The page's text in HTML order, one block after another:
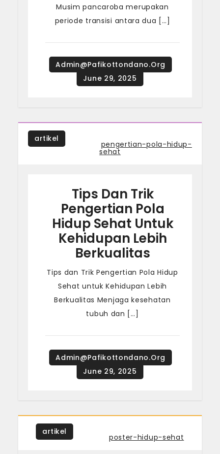
Musim pancaroba merupakan
periode transisi antara dua […]
artikel
pengertian-pola-hidup-
sehat
Tips Dan Trik
Pengertian Pola
Hidup Sehat Untuk
Kehidupan Lebih
Berkualitas
Tips dan Trik Pengertian Pola Hidup
Sehat untuk Kehidupan Lebih
Berkualitas Menjaga kesehatan
tubuh dan […]
artikel
poster-hidup-sehat